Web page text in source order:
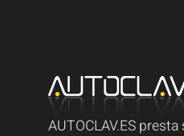
AUTOCLAV.ES